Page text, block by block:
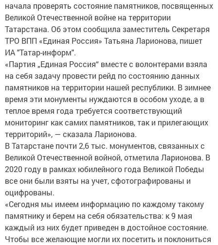
начала проверять состояние памятников, посвященных
Великой Отечественной войне на территории
Татарстана. Об этом сообщила заместитель Секретаря
ТРО ВПП «Единая Россия» Татьяна Ларионова, пишет
ИА "Татар-информ".
«Партия „Единая Россия“ вместе с волонтерами взяла
на себя задачу провести рейд по состоянию данных
памятников на территории нашей республики. В зимнее
время эти монументы нуждаются в особом уходе, а в
теплое время года требуется соответствующий
мониторинг как самих памятников, так и прилегающих
территорий», — сказала Ларионова.
В Татарстане почти 2,6 тыс. монументов, связанных с
Великой Отечественной войной, отметила Ларионова. В
2020 году в рамках юбилейного года Великой Победы
все они были взяты на учет, сфотографированы и
оцифрованы.
«Сегодня мы имеем информацию по каждому такому
памятнику и берем на себя обязательства: к 9 мая
каждый из них будет приведен в достойное состояние.
Чтобы все желающие могли их посетить и поклониться